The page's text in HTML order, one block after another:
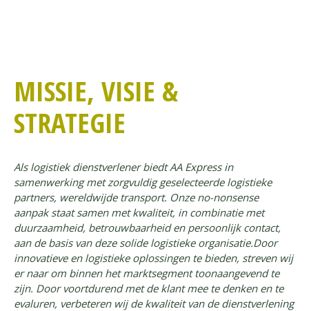
MISSIE, VISIE &
STRATEGIE
Als logistiek dienstverlener biedt AA Express in
samenwerking met zorgvuldig geselecteerde logistieke
partners, wereldwijde transport. Onze no-nonsense
aanpak staat samen met kwaliteit, in combinatie met
duurzaamheid, betrouwbaarheid en persoonlijk contact,
aan de basis van deze solide logistieke organisatie.Door
innovatieve en logistieke oplossingen te bieden, streven wij
er naar om binnen het marktsegment toonaangevend te
zijn. Door voortdurend met de klant mee te denken en te
evaluren, verbeteren wij de kwaliteit van de dienstverlening